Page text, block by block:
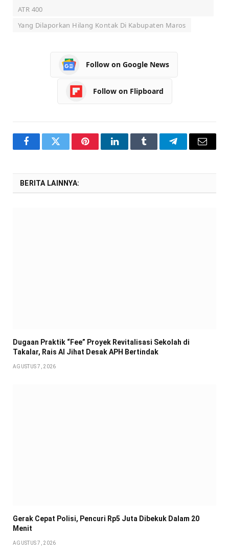
ATR 400
Yang Dilaporkan Hilang Kontak Di Kabupaten Maros
Follow on Google News
Follow on Flipboard
FacebookTwitter PinterestLinkedInTumblr TelegramEmail
BERITA LAINNYA:
Dugaan Praktik “Fee” Proyek Revitalisasi Sekolah di
Takalar, Rais Al Jihat Desak APH Bertindak
AGUSTUS 7, 2026
Gerak Cepat Polisi, Pencuri Rp5 Juta Dibekuk Dalam 20
Menit
AGUSTUS 7, 2026